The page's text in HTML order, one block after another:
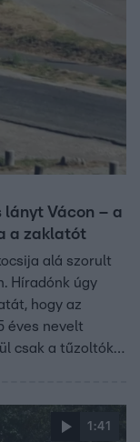
lányt Vácon – a
a zaklatót
alá szorult
Híradónk úgy
hogy az
éves nevelt
csak a tűzoltók
1:41